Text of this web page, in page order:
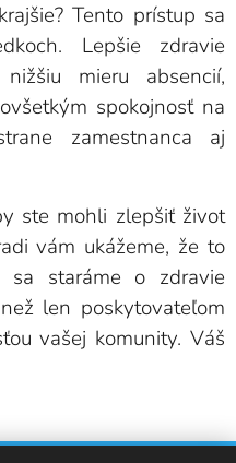
Tento prístup sa
Lepšie zdravie
mieru absencií,
spokojnosť na
zamestnanca aj
ste mohli zlepšiť život
vám ukážeme, že to
staráme o zdravie
len poskytovateľom
vašej komunity. Váš